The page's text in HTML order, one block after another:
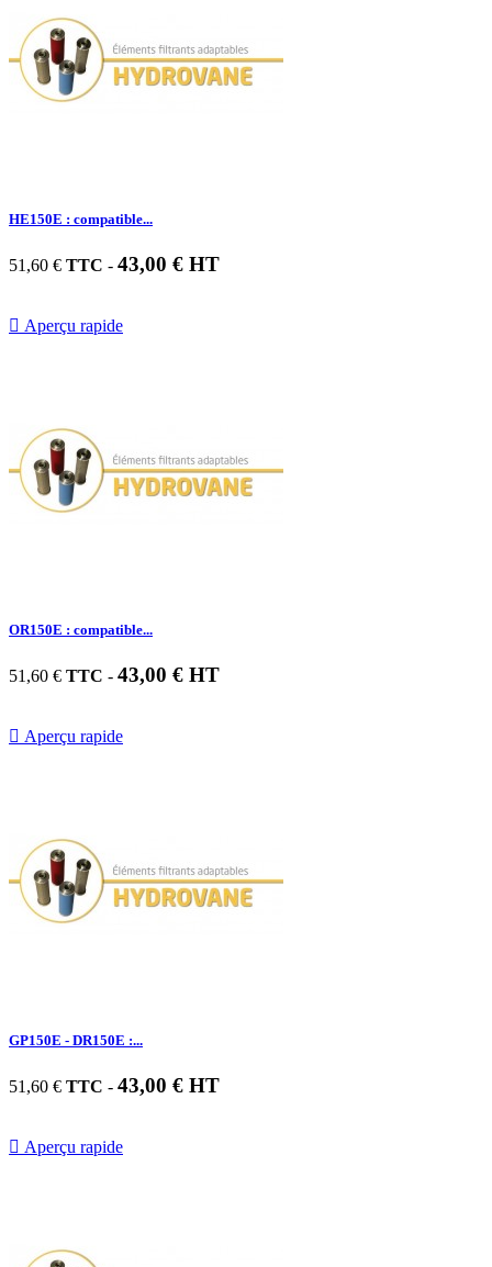
HE150E : compatible...
51,60 € TTC - 43,00 € HT
 Aperçu rapide
OR150E : compatible...
51,60 € TTC - 43,00 € HT
 Aperçu rapide
GP150E - DR150E :...
51,60 € TTC - 43,00 € HT
 Aperçu rapide